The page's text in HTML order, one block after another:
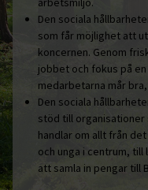
Den sociala
som får möjlighet att
koncernen. Genom
jobbet och fokus på
medarbetarna mår
Den sociala
stöd till
handlar om allt från
och unga i centrum,
att samla in pengar till